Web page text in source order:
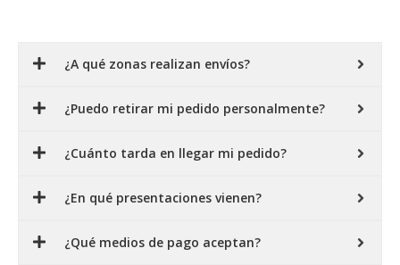
¿A qué zonas realizan envíos?
¿Puedo retirar mi pedido personalmente?
¿Cuánto tarda en llegar mi pedido?
¿En qué presentaciones vienen?
¿Qué medios de pago aceptan?